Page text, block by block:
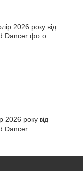
2026 року від
Dancer